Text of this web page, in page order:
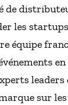
de
les
équipe
sur